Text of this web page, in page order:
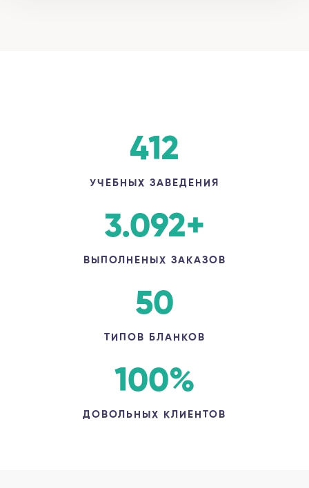
412
УЧЕБНЫХ ЗАВЕДЕНИЯ
3.092+
ВЫПОЛНЕНЫХ ЗАКАЗОВ
50
ТИПОВ БЛАНКОВ
100%
ДОВОЛЬНЫХ КЛИЕНТОВ